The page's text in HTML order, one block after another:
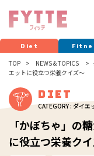
Diet
TOP NEWS & TOPICS
エットに役立つ栄養クイズ～
Diet
CATEGORY : ダイエ
「かぼちゃ」の
に役立つ栄養ク